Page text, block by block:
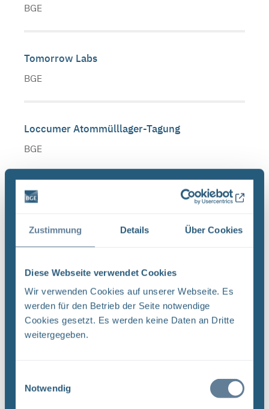
Zustimmung Details Über Cookies
Diese Webseite verwendet Cookies
Wir verwenden Cookies auf unserer Webseite. Es
werden für den Betrieb der Seite notwendige
Cookies gesetzt. Es werden keine Daten an Dritte
weitergegeben.
Notwendig
BGE
Tomorrow Labs
BGE
Loccumer Atommülllager-Tagung
BGE
Organigramm_der_BGE_2026.pdf
Geschäftsführung Qualitäts- management QM
Marit Neels Beauftragte Liegenschaften und Archiv
TEK-ET Geowissen- ...
Dateityp: PDF | Upload am: 04.03.2026
Geschäftsführung Qualitäts- management QM